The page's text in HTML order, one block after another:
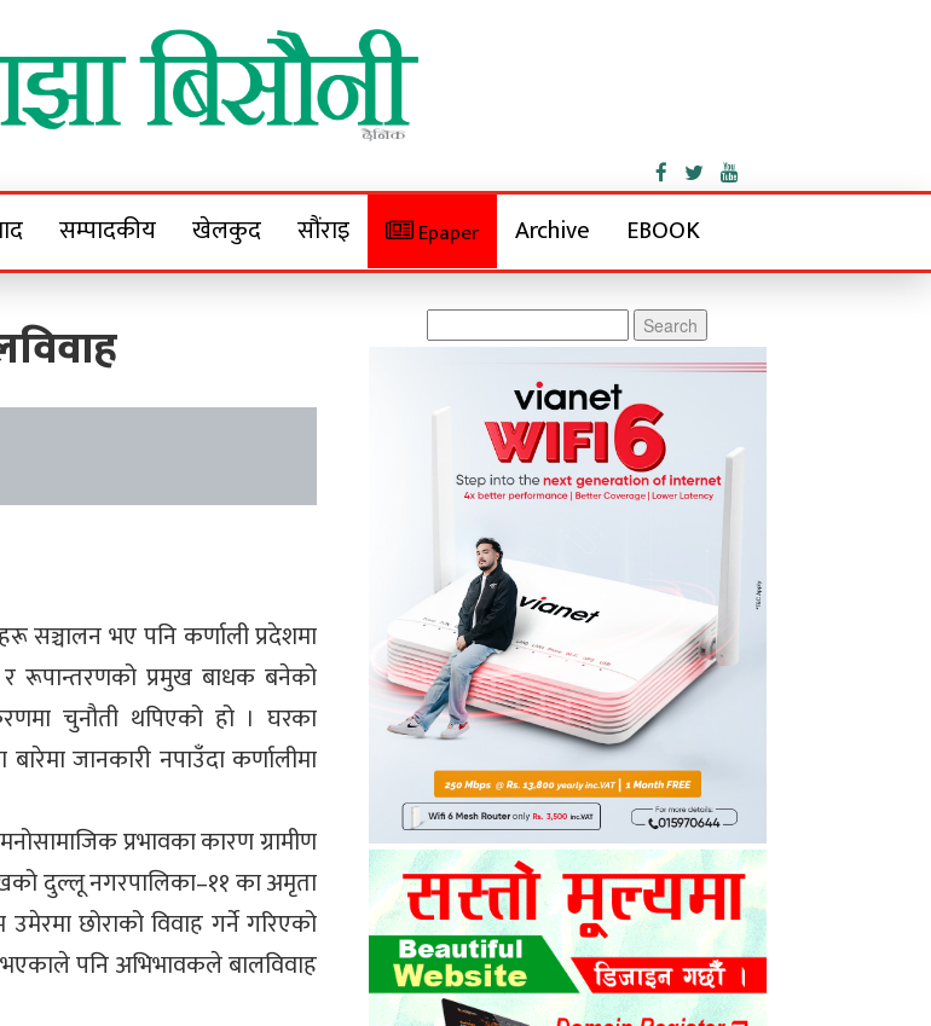
सम्पादकीय खेलकुद सौंराइ Epaper Archive EBOOK
सञ्चालन भए पनि कर्णाली प्रदेशमा
रूपान्तरणको प्रमुख बाधक बनेको
चुनौती थपिएको हो । घरका
जानकारी नपाउँदा कर्णालीमा
प्रभावका कारण ग्रामीण
दुल्लू नगरपालिका–११ का अमृता
छोराको विवाह गर्ने गरिएको
भएकाले पनि अभिभावकले बालविवाह
for: